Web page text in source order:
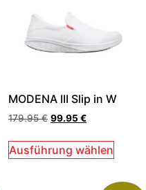
MODENA III Slip in W
179.95€ 99.95€
Ausführung wählen